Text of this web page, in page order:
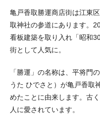
亀戸香取勝運商店街は江東
取神社の参道にあります。
看板建築を取り入れ「昭和
街として人気に。
「勝運」の名称は、平将門
うた ひでさと）が亀戸香取
めたことに由来します。古
人に愛されています。